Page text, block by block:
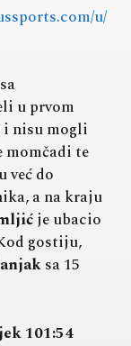
u/
u prvom
i nisu mogli
momčadi te
već do
a na kraju
je ubacio
gostiju,
sa 15
101:54